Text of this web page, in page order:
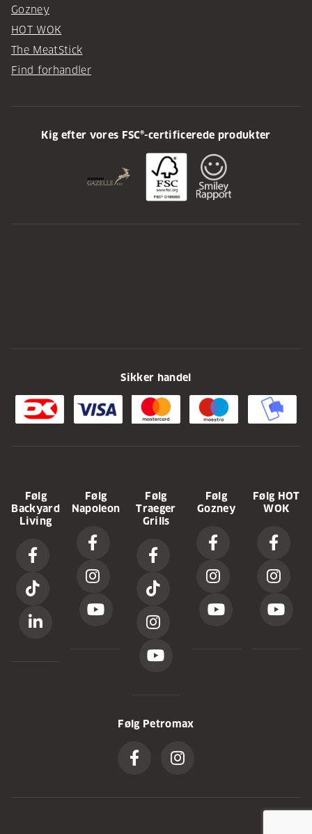
Gozney
HOT WOK
The MeatStick
Find forhandler
Kig efter vores FSC®-certificerede produkter
Sikker handel
Følg
Backyard
Living
Følg
Napoleon
Følg
Traeger
Grills
Følg
Gozney
Følg HOT
WOK
Følg Petromax